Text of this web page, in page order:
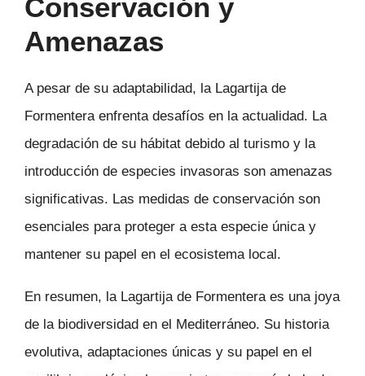
Conservación y
Amenazas
A pesar de su adaptabilidad, la Lagartija de
Formentera enfrenta desafíos en la actualidad. La
degradación de su hábitat debido al turismo y la
introducción de especies invasoras son amenazas
significativas. Las medidas de conservación son
esenciales para proteger a esta especie única y
mantener su papel en el ecosistema local.
En resumen, la Lagartija de Formentera es una joya
de la biodiversidad en el Mediterráneo. Su historia
evolutiva, adaptaciones únicas y su papel en el